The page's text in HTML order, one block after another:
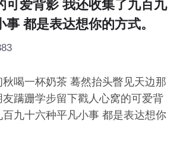
可爱背影 我还收集了九百九
都是表达想你的方式。
喝一杯奶茶 蓦然抬头瞥见天边那
蹒跚学步留下戳人心窝的可爱背
九十六种平凡小事 都是表达想你